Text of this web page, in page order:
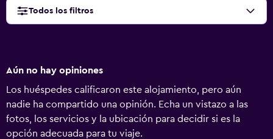
Todos los filtros
Aún no hay opiniones
Los huéspedes calificaron este alojamiento, pero aún
nadie ha compartido una opinión. Echa un vistazo a las
fotos, los servicios y la ubicación para decidir si es la
opción adecuada para tu viaje.